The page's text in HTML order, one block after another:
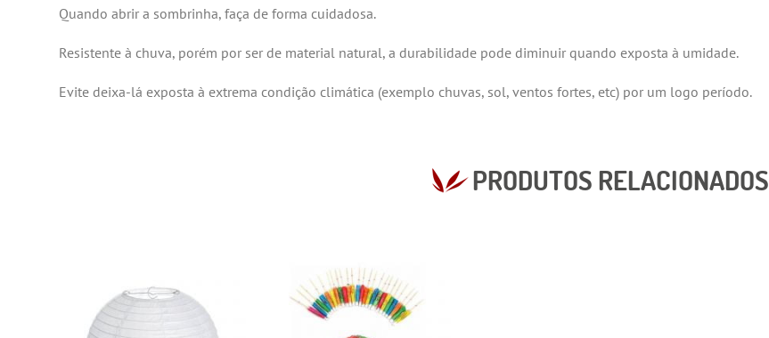
Quando abrir a sombrinha, faça de forma cuidadosa.
Resistente à chuva, porém por ser de material natural, a durabilidade pode diminuir quando exposta à umidade.
Evite deixa-lá exposta à extrema condição climática (exemplo chuvas, sol, ventos fortes, etc) por um logo período.
PRODUTOS RELACIONADOS